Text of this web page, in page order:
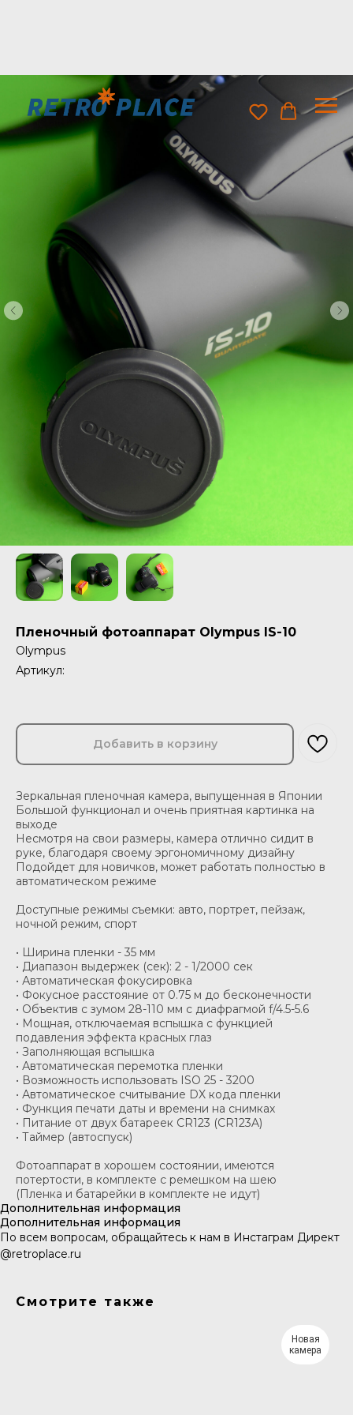
Пленочный фотоаппарат Olympus IS-10
Olympus
Артикул:
Добавить в корзину
Зеркальная пленочная камера, выпущенная в Японии
Большой функционал и очень приятная картинка на
выходе
Несмотря на свои размеры, камера отлично сидит в
руке, благодаря своему эргономичному дизайну
Подойдет для новичков, может работать полностью в
автоматическом режиме
Доступные режимы съемки: авто, портрет, пейзаж,
ночной режим, спорт
• Ширина пленки - 35 мм
• Диапазон выдержек (сек): 2 - 1/2000 сек
• Автоматическая фокусировка
• Фокусное расстояние от 0.75 м до бесконечности
• Объектив с зумом 28-110 мм с диафрагмой f/4.5-5.6
• Мощная, отключаемая вспышка с функцией
подавления эффекта красных глаз
• Заполняющая вспышка
• Автоматическая перемотка пленки
• Возможность использовать ISO 25 - 3200
• Автоматическое считывание DX кода пленки
• Функция печати даты и времени на снимках
• Питание от двух батареек CR123 (CR123A)
• Таймер (автоспуск)
Фотоаппарат в хорошем состоянии, имеются
потертости, в комплекте с ремешком на шею
(Пленка и батарейки в комплекте не идут)
Дополнительная информация
Дополнительная информация
По всем вопросам, обращайтесь к нам в Инстаграм Директ
@retroplace.ru
Смотрите также
Новая
камера